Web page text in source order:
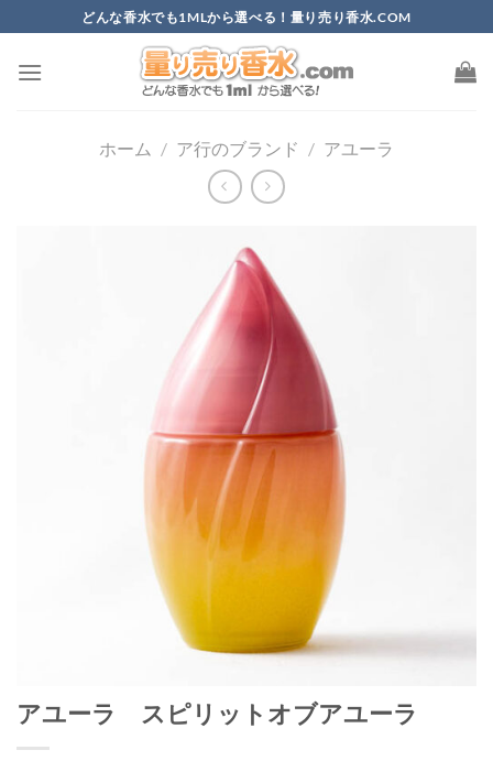
to
content
どんな香水でも1MLから選べる！量り売り香水.COM
ホーム / ア行のブランド / アユーラ
アユーラ スピリットオブアユーラ